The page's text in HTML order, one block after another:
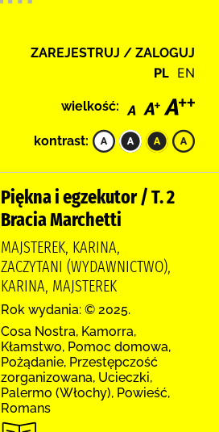
ZAREJESTRUJ / ZALOGUJ
PL EN
wielkość:
kontrast:
Piękna i egzekutor / T. 2
Bracia Marchetti
MAJSTEREK, KARINA,
ZACZYTANI (WYDAWNICTWO),
KARINA, MAJSTEREK
Rok wydania: © 2025.
Cosa Nostra, Kamorra,
Kłamstwo, Pomoc domowa,
Pożądanie, Przestępczość
zorganizowana, Ucieczki,
Palermo (Włochy), Powieść,
Romans